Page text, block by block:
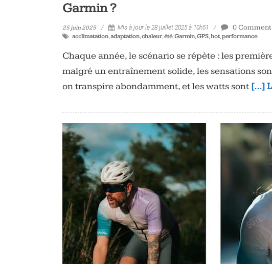
Garmin ?
25 juin 2025 Mis à jour le 28 juillet 2025 à 10h51 0
acclimatation,adaptation,chaleur,été,Garmin,GPS,hot,performance
Chaque année, le scénario se répète : les
malgré un entraînement solide, les sensations
on transpire abondamment, et les watts sont […]